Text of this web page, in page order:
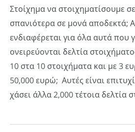
Στοίχημα να στοιχηματίσουμε
σπανιότερα σε μονά αποδεκτά;
ενδιαφέρεται για όλα αυτά που
ονειρεύονται δελτία
10 στα 10 στοιχήματα και με 3
50,000 ευρώ; Αυτές είναι
χάσει άλλα 2,000 τέτοια δελτία